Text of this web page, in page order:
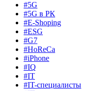
#5G
#5G в РК
#E-Shoping
#ESG
#G7
#HoReCa
#iPhone
#IQ
#IT
#IT-специалисты